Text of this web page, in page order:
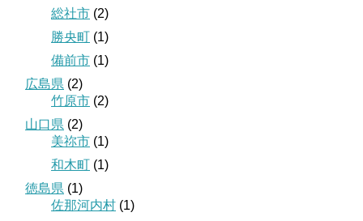
総社市 (2)
勝央町 (1)
備前市 (1)
広島県 (2)
竹原市 (2)
山口県 (2)
美祢市 (1)
和木町 (1)
徳島県 (1)
佐那河内村 (1)